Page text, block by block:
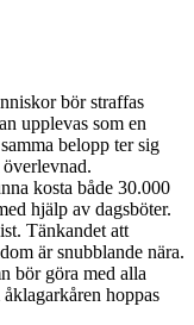
bör straffas
upplevas som en
belopp ter sig
kosta både 30.000
hjälp av dagsböter.
Tänkandet att
är snubblande nära.
bör göra med alla
hoppas